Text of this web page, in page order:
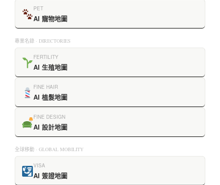
PET
AI 寵物地圖
專業名錄 · DIRECTORIES
FERTILITY
AI 生殖地圖
FINE HAIR
AI 植髮地圖
FINE DESIGN
AI 設計地圖
全球移動 · GLOBAL MOBILITY
VISA
AI 簽證地圖